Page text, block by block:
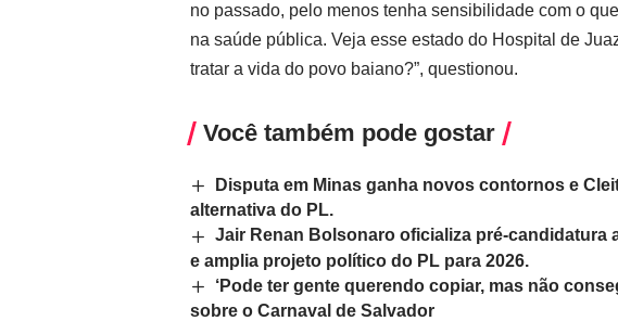
no passado, pelo menos tenha sensibilidade com o
na saúde pública. Veja esse estado do Hospital de
tratar a vida do povo baiano?”, questionou.
Você também pode gostar
Disputa em Minas ganha novos contornos e
alternativa do PL.
Jair Renan Bolsonaro oficializa pré-candidatura
e amplia projeto político do PL para 2026.
‘Pode ter gente querendo copiar, mas não
sobre o Carnaval de Salvador